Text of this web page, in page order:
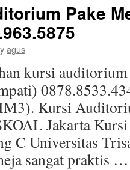
Pake
agus
kursi
Kursi
Jakarta
C Universitas
sangat praktis